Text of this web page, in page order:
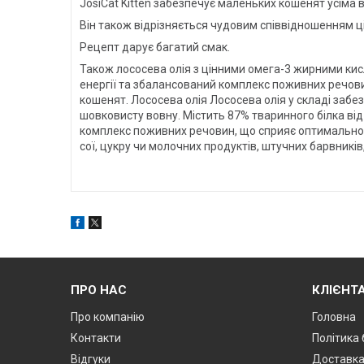
JosiCat Kitten забезпечує маленьких кошенят
Він також відрізняється чудовим співвідношенням
Рецепт дарує багатий смак.
Також лососева олія з цінними омега-3 жирними
енергії та збалансований комплекс поживних
кошенят. Лососева олія Лососева олія у складі
шовковисту вовну. Містить 87% тваринного білка
комплекс поживних речовин, що сприяє
сої, цукру чи молочних продуктів, штучних
ПРО НАС
Про компанію
Контакти
Відгуки
Головна